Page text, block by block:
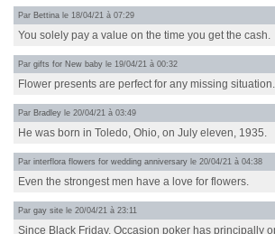
Par Bettina le 18/04/21 à 07:29
You solely pay a value on the time you get the cash.
Par gifts for New baby le 19/04/21 à 00:32
Flower presents are perfect for any missing situation.
Par Bradley le 20/04/21 à 03:49
He was born in Toledo, Ohio, on July eleven, 1935.
Par interflora flowers for wedding anniversary le 20/04/21 à 04:38
Even the strongest men have a love for flowers.
Par gay site le 20/04/21 à 23:11
Since Black Friday, Occasion poker has principally